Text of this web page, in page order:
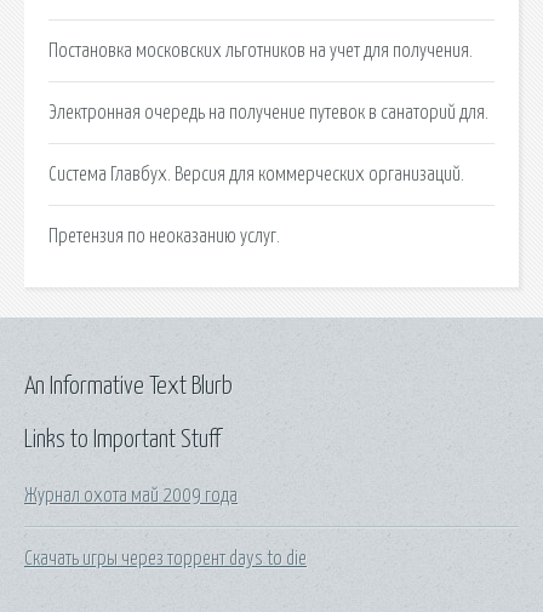
Постановка московских льготников на учет для получения.
Электронная очередь на получение путевок в санаторий для.
Система Главбух. Версия для коммерческих организаций.
Претензия по неоказанию услуг.
Links to Important Stuff
Журнал охота май 2009 года
Скачать игры через торрент days to die
An Informative Text Blurb